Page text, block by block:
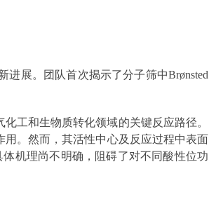
展。团队首次揭示了分子筛中Brønsted
工和生物质转化领域的关键反应路径。
。然而，其活性中心及反应过程中表面
机理尚不明确，阻碍了对不同酸性位功